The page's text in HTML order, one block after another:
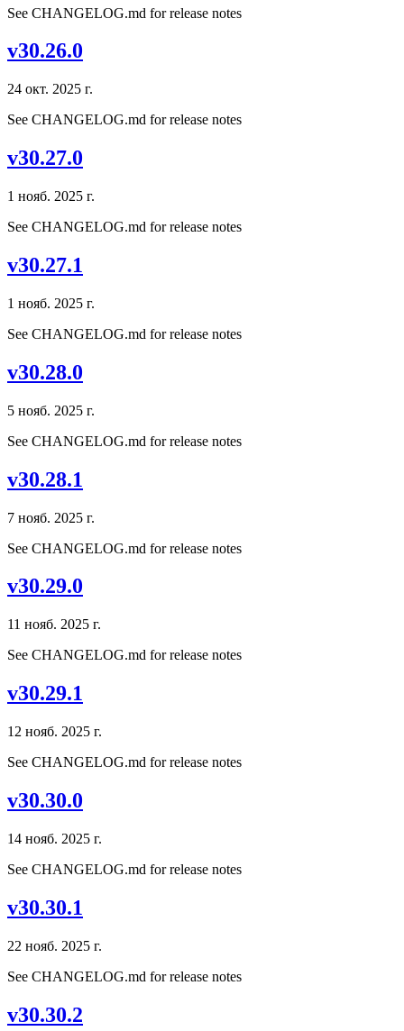
See CHANGELOG.md for release notes
v30.26.0
24 окт. 2025 г.
See CHANGELOG.md for release notes
v30.27.0
1 нояб. 2025 г.
See CHANGELOG.md for release notes
v30.27.1
1 нояб. 2025 г.
See CHANGELOG.md for release notes
v30.28.0
5 нояб. 2025 г.
See CHANGELOG.md for release notes
v30.28.1
7 нояб. 2025 г.
See CHANGELOG.md for release notes
v30.29.0
11 нояб. 2025 г.
See CHANGELOG.md for release notes
v30.29.1
12 нояб. 2025 г.
See CHANGELOG.md for release notes
v30.30.0
14 нояб. 2025 г.
See CHANGELOG.md for release notes
v30.30.1
22 нояб. 2025 г.
See CHANGELOG.md for release notes
v30.30.2